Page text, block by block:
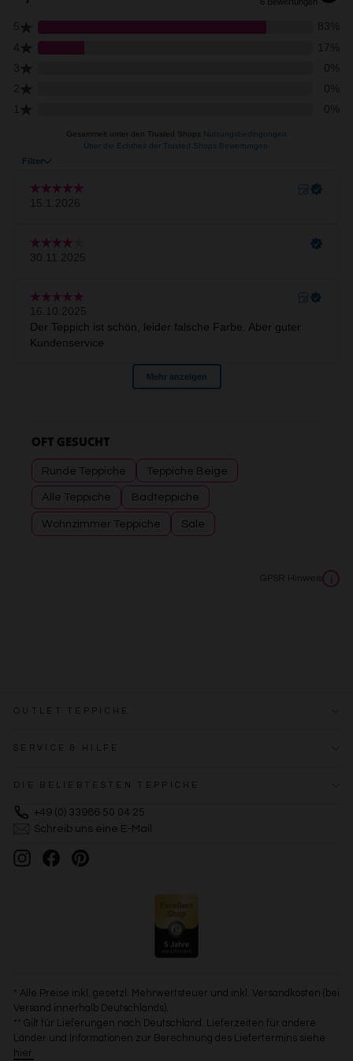
OFT GESUCHT
Runde Teppiche Teppiche Beige
Alle Teppiche Badteppiche
Wohnzimmer Teppiche Sale
GPSR Hinweis i
OUTLET TEPPICHE
SERVICE & HILFE
DIE BELIEBTESTEN TEPPICHE
+49 (0) 33986 50 04 25
Schreib uns eine E-Mail
InstagramFacebookPinterest
* Alle Preise inkl. gesetzl. Mehrwertsteuer und inkl. Versandkosten (bei
Versand innerhalb Deutschlands).
** Gilt für Lieferungen nach Deutschland. Lieferzeiten für andere
Länder und Informationen zur Berechnung des Liefertermins siehe
hier.